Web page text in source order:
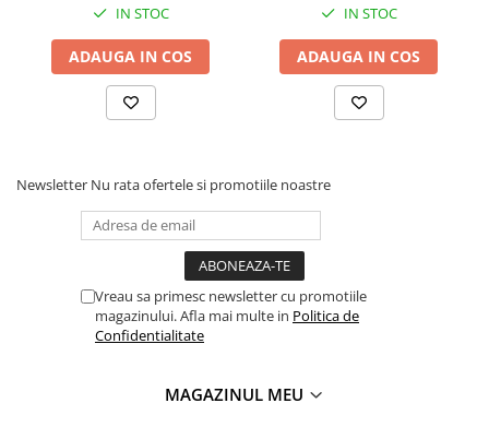
IN STOC
ADAUGA IN COS
IN STOC
ADAUGA IN COS
Newsletter Nu rata ofertele si promotiile noastre
Vreau sa primesc newsletter cu promotiile
magazinului. Afla mai multe in Politica de
Confidentialitate
MAGAZINUL MEU